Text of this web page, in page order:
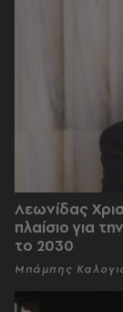
Λεωνίδας
πλαίσιο για
το 2030
Μπάμπης